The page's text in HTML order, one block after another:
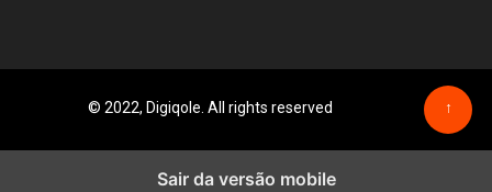
© 2022, Digiqole. All rights reserved ↑
Sair da versão mobile